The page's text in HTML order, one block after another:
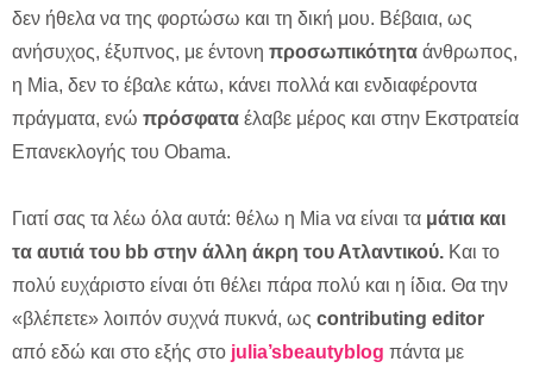
δεν ήθελα να της φορτώσω και τη δική μου. Βέβαια, ως
ανήσυχος, έξυπνος, με έντονη προσωπικότητα άνθρωπος,
η Mia, δεν το έβαλε κάτω, κάνει πολλά και ενδιαφέροντα
πράγματα, ενώ πρόσφατα έλαβε μέρος και στην Εκστρατεία
Επανεκλογής του Obama.
Γιατί σας τα λέω όλα αυτά: θέλω η Mia να είναι τα μάτια και
τα αυτιά του bb στην άλλη άκρη του Ατλαντικού. Και το
πολύ ευχάριστο είναι ότι θέλει πάρα πολύ και η ίδια. Θα την
«βλέπετε» λοιπόν συχνά πυκνά, ως contributing editor
από εδώ και στο εξής στο julia’sbeautyblog πάντα με